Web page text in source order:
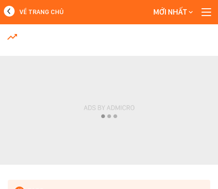
MỚI NHẤT
VỀ TRANG CHỦ MỚI NHẤT